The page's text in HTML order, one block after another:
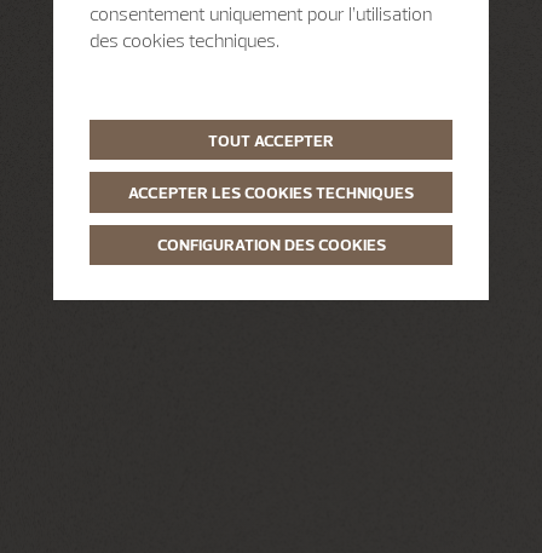
consentement uniquement pour l’utilisation
des cookies techniques.
TOUT ACCEPTER
ACCEPTER LES COOKIES TECHNIQUES
CONFIGURATION DES COOKIES